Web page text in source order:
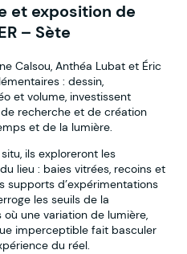
et exposition de
– Sète
Calsou, Anthéa Lubat et Éric
: dessin,
et volume, investissent
de recherche et de création
et de la lumière.
ils exploreront les
lieu : baies vitrées, recoins et
supports d’expérimentations
les seuils de la
une variation de lumière,
imperceptible fait basculer
du réel.